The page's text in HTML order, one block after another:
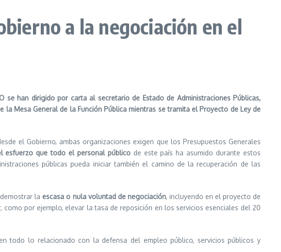
a la negociación en el
se han dirigido por carta al secretario de Estado de Administraciones Públicas,
Mesa General de la Función Pública mientras se tramita el Proyecto de Ley de
el Gobierno, ambas organizaciones exigen que los Presupuestos Generales
esfuerzo que todo el personal públicode este país ha asumido durante estos
públicas pueda iniciar también el camino de la recuperación de las
la escasa o nula voluntad de negociación, incluyendo en el proyecto de
por ejemplo, elevar la tasa de reposición en los servicios esenciales del 20
todo lo relacionado con la defensa del empleo público, servicios públicos y